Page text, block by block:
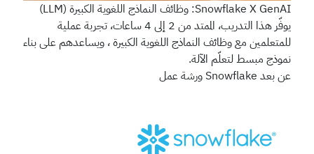
Snowflake X GenAI: وظائف النماذج اللغوية الكبيرة (LLM)
يوفّر هذا التدريب، الممتد من 2 إلى 4 ساعات، تجربة عملية
للمتعلمين مع وظائف النماذج اللغوية الكبيرة ، ويساعدهم على بناء
نموذج مبسط لتعلّم الآلة.
عن بعد Snowflake ورشة عمل